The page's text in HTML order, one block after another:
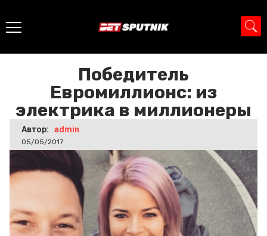
Победитель
Евромиллионс: из
электрика в миллионеры
Автор: admin
05/05/2017